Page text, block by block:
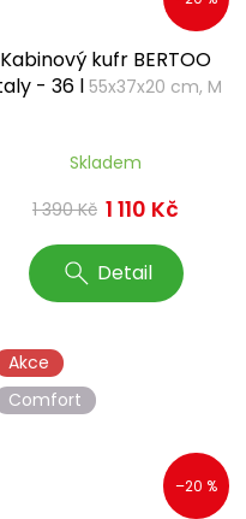
Kabinový kufr BERTOO
- 36 l55x37x20 cm, M
Skladem
1 390 Kč 1 110 Kč
Detail
Akce
Comfort
–20 %